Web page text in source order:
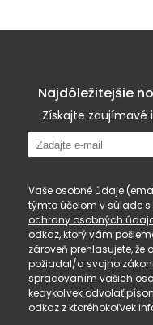
Najdôležitejšie
Získajte
Vaše osobné údaje
týmto účelom v súlade
ochrany osobných
odkaz, ktorý vám
zároveň prehlasujete, že
požiadal/a svojho
spracovaním vašich
kedykoľvek odvolať
odkaz z ktoréhokoľvek